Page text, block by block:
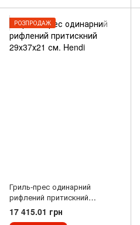
РОЗПРОДАЖ
Гриль-прес одинарний
рифлений притискний
29х37х21 см. Hendi
17 415.01 грн